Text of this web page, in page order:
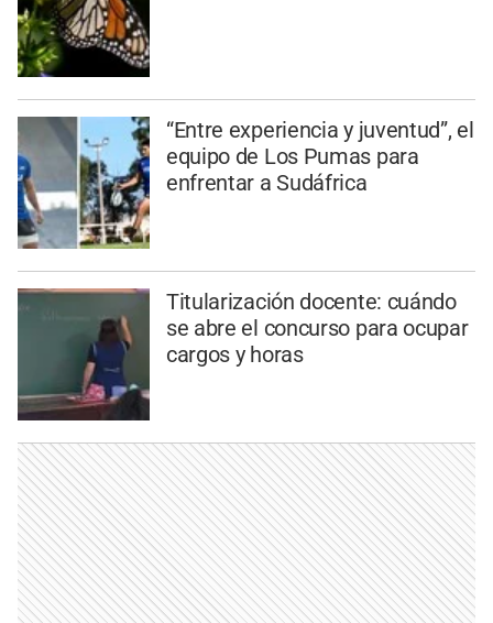
“Entre experiencia y juventud”, el
equipo de Los Pumas para
enfrentar a Sudáfrica
Titularización docente: cuándo
se abre el concurso para ocupar
cargos y horas